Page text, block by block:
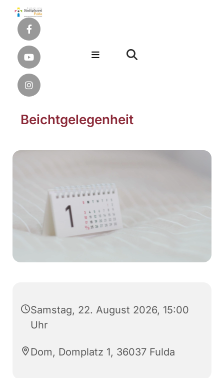
Beichtgelegenheit
Samstag, 22. August 2026, 15:00
Uhr
Dom, Domplatz 1, 36037 Fulda